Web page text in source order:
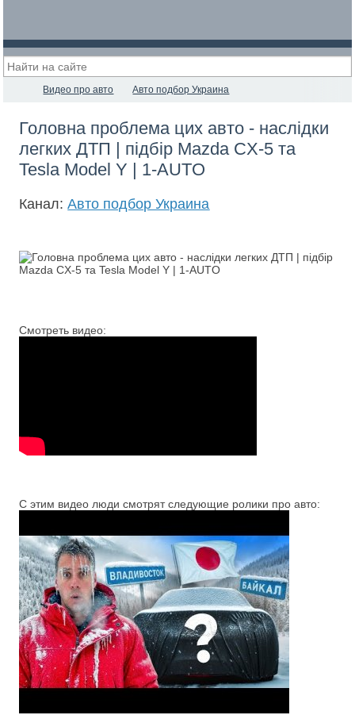
Видео про авто Авто подбор Украина
Головна проблема цих авто - наслідки
легких ДТП | підбір Mazda CX-5 та
Tesla Model Y | 1-AUTO
Канал:Авто подбор Украина
Смотреть видео:
С этим видео люди смотрят следующие ролики про авто: